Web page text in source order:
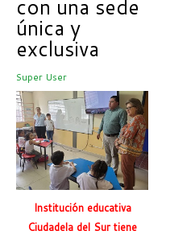
con una sede
única y
exclusiva
Super User
Institución educativa
Ciudadela del Sur tiene